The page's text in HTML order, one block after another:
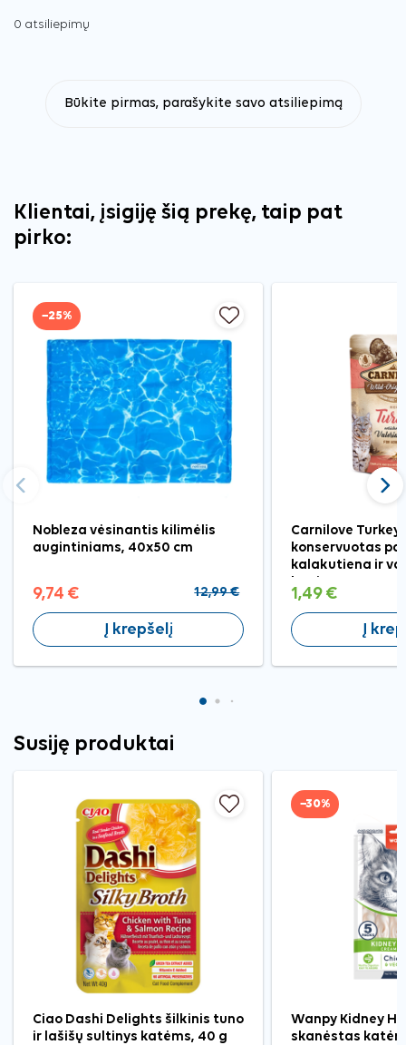
0 atsiliepimų
Būkite pirmas, parašykite savo atsiliepimą
Klientai, įsigiję šią prekę, taip pat
pirko:
−25%
Nobleza vėsinantis kilimėlis
augintiniams, 40x50 cm
9,74 € 12,99 €
Į krepšelį
Carnilove Turkey
konservuotas
kalakutiena ir
1,49 €
Į
Ankstesnis
Susiję produktai
Ciao Dashi Delights šilkinis tuno
ir lašišų sultinys katėms, 40 g
−30%
Wanpy Kidney
skanėstas